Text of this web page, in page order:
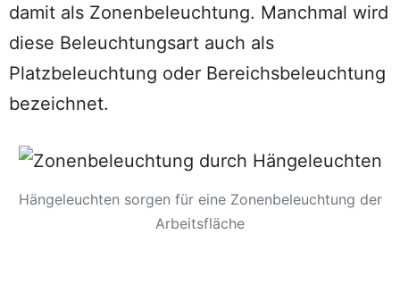
damit als Zonenbeleuchtung. Manchmal wird
diese Beleuchtungsart auch als
Platzbeleuchtung oder Bereichsbeleuchtung
bezeichnet.
Hängeleuchten sorgen für eine Zonenbeleuchtung der
Arbeitsfläche